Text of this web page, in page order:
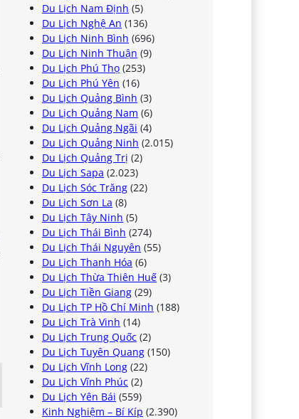
Du Lịch Nam Định (5)
Du Lịch Nghệ An (136)
Du Lịch Ninh Bình (696)
Du Lịch Ninh Thuận (9)
Du Lịch Phú Thọ (253)
Du Lịch Phú Yên (16)
Du Lịch Quảng Bình (3)
Du Lịch Quảng Nam (6)
Du Lịch Quảng Ngãi (4)
Du Lịch Quảng Ninh (2.015)
Du Lịch Quảng Trị (2)
Du Lịch Sapa (2.023)
Du Lịch Sóc Trăng (22)
Du Lịch Sơn La (8)
Du Lịch Tây Ninh (5)
Du Lịch Thái Bình (274)
Du Lịch Thái Nguyên (55)
Du Lịch Thanh Hóa (6)
Du Lịch Thừa Thiên Huế (3)
Du Lịch Tiền Giang (29)
Du Lịch TP Hồ Chí Minh (188)
Du Lịch Trà Vinh (14)
Du Lịch Trung Quốc (2)
Du Lịch Tuyên Quang (150)
Du Lịch Vĩnh Long (22)
Du Lịch Vĩnh Phúc (2)
Du Lịch Yên Bái (559)
Kinh Nghiệm – Bí Kíp (2.390)